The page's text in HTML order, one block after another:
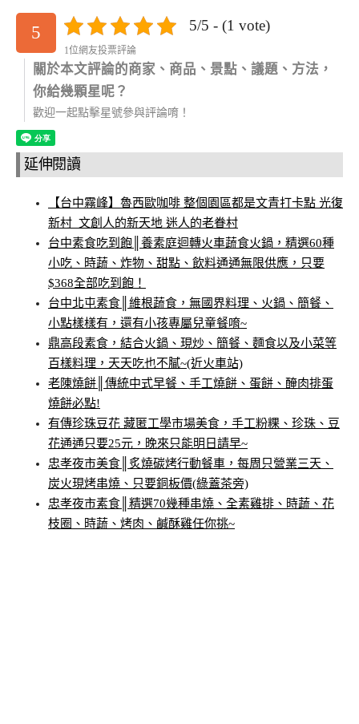
5 5/5 - (1 vote)
1位網友投票評論
關於本文評論的商家、商品、景點、議題、方法，
你給幾顆星呢？
歡迎一起點擊星號參與評論唷！
延伸閱讀
【台中霧峰】魯西歐咖啡 整個園區都是文青打卡點 光復
新村_文創人的新天地 迷人的老眷村
台中素食吃到飽║養素庭迴轉火車蔬食火鍋，精選60種
小吃、時蔬、炸物、甜點、飲料通通無限供應，只要
$368全部吃到飽！
台中北屯素食║維根蔬食，無國界料理、火鍋、簡餐、
小點樣樣有，還有小孩專屬兒童餐唷~
鼎高段素食，結合火鍋、現炒、簡餐、麵食以及小菜等
百樣料理，天天吃也不膩~(近火車站)
老陳燒餅║傳統中式早餐、手工燒餅、蛋餅、醃肉排蛋
燒餅必點!
有傳珍珠豆花 藏匿工學市場美食，手工粉粿、珍珠、豆
花通通只要25元，晚來只能明日請早~
忠孝夜市美食║炙燒碳烤行動餐車，每周只營業三天、
炭火現烤串燒、只要銅板價(綠蓋茶旁)
忠孝夜市素食║精選70幾種串燒、全素雞排、時蔬、花
枝圈、時蔬、烤肉、鹹酥雞任你挑~